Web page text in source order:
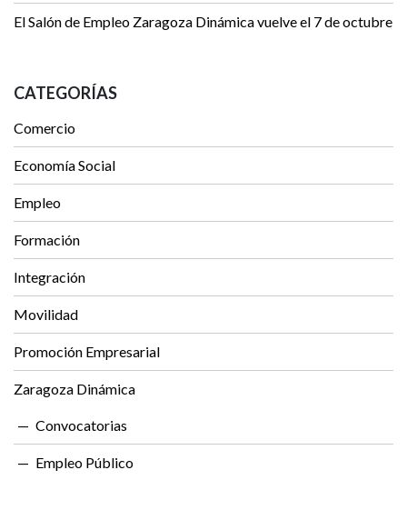
El Salón de Empleo Zaragoza Dinámica vuelve el 7 de octubre
CATEGORÍAS
Comercio
Economía Social
Empleo
Formación
Integración
Movilidad
Promoción Empresarial
Zaragoza Dinámica
Convocatorias
Empleo Público